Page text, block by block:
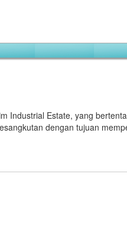
Industrial Estate, yang
dengan tujuan